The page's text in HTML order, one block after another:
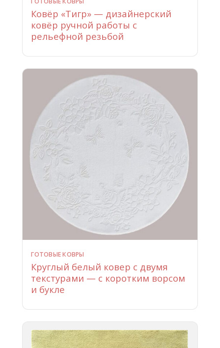
Ковёр «Тигр» — дизайнерский
ковёр ручной работы с
рельефной резьбой
ГОТОВЫЕ КОВРЫ
Круглый белый ковер с двумя
текстурами — с коротким ворсом
и букле